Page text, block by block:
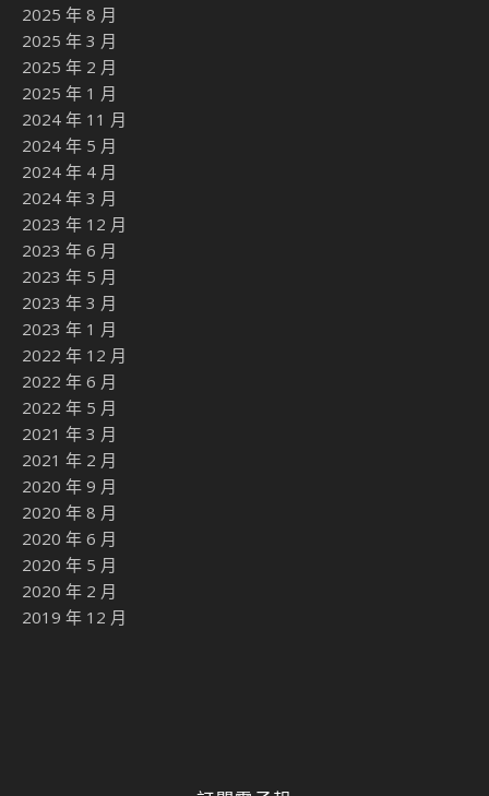
2025 年 8 月
2025 年 3 月
2025 年 2 月
2025 年 1 月
2024 年 11 月
2024 年 5 月
2024 年 4 月
2024 年 3 月
2023 年 12 月
2023 年 6 月
2023 年 5 月
2023 年 3 月
2023 年 1 月
2022 年 12 月
2022 年 6 月
2022 年 5 月
2021 年 3 月
2021 年 2 月
2020 年 9 月
2020 年 8 月
2020 年 6 月
2020 年 5 月
2020 年 2 月
2019 年 12 月